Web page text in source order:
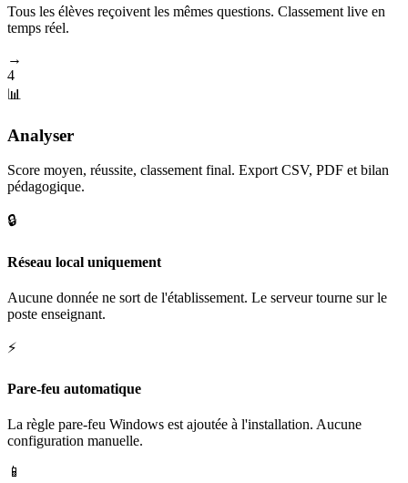
Tous les élèves reçoivent les mêmes questions. Classement live en
temps réel.
→
4
📊
Analyser
Score moyen, réussite, classement final. Export CSV, PDF et bilan
pédagogique.
🔒
Réseau local uniquement
Aucune donnée ne sort de l'établissement. Le serveur tourne sur le
poste enseignant.
⚡
Pare-feu automatique
La règle pare-feu Windows est ajoutée à l'installation. Aucune
configuration manuelle.
📱